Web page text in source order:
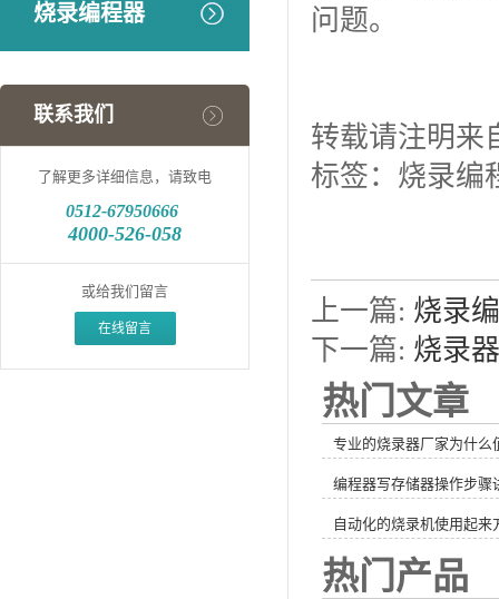
烧录编程器
联系我们
了解更多详细信息，请致电
0512-67950666
4000-526-058
或给我们留言
在线留言
问题。
转载请注明来
标签：烧录编
上一篇: 烧录
下一篇: 烧录
热门文章
专业的烧录器厂家为什么
编程器写存储器操作步骤
自动化的烧录机使用起来
热门产品